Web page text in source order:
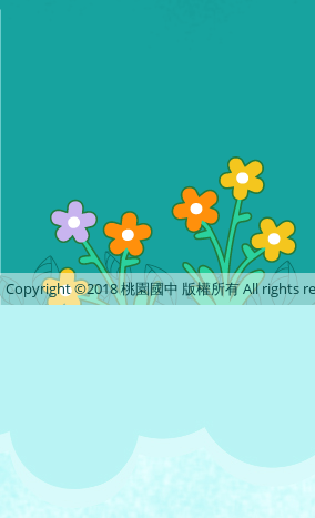
Copyright ©2018 桃園國中 版權所有 All rights